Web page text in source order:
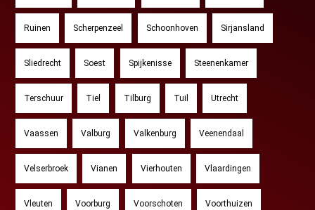
Ruinen Scherpenzeel Schoonhoven Sirjansland
Sliedrecht Soest Spijkenisse Steenenkamer
Terschuur Tiel Tilburg Tuil Utrecht
Vaassen Valburg Valkenburg Veenendaal
Velserbroek Vianen Vierhouten Vlaardingen
Vleuten Voorburg Voorschoten Voorthuizen